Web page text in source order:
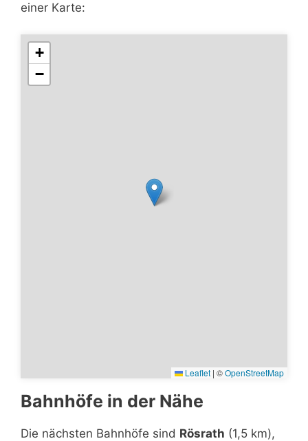
einer Karte:
+
−
Leaflet | ©OpenStreetMap
Bahnhöfe in der Nähe
Die nächsten Bahnhöfe sind Rösrath (1,5 km),